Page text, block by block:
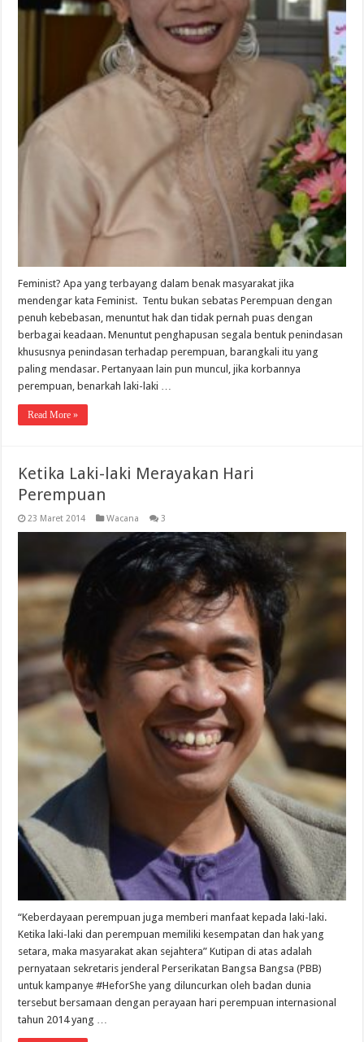
Feminist? Apa yang terbayang dalam benak masyarakat jika
mendengar kata Feminist. Tentu bukan sebatas Perempuan dengan
penuh kebebasan, menuntut hak dan tidak pernah puas dengan
berbagai keadaan. Menuntut penghapusan segala bentuk penindasan
khususnya penindasan terhadap perempuan, barangkali itu yang
paling mendasar. Pertanyaan lain pun muncul, jika korbannya
perempuan, benarkah laki-laki …
Read More »
Ketika Laki-laki Merayakan Hari
Perempuan
23 Maret 2014 Wacana 3
“Keberdayaan perempuan juga memberi manfaat kepada laki-laki.
Ketika laki-laki dan perempuan memiliki kesempatan dan hak yang
setara, maka masyarakat akan sejahtera” Kutipan di atas adalah
pernyataan sekretaris jenderal Perserikatan Bangsa Bangsa (PBB)
untuk kampanye #HeforShe yang diluncurkan oleh badan dunia
tersebut bersamaan dengan perayaan hari perempuan internasional
tahun 2014 yang …